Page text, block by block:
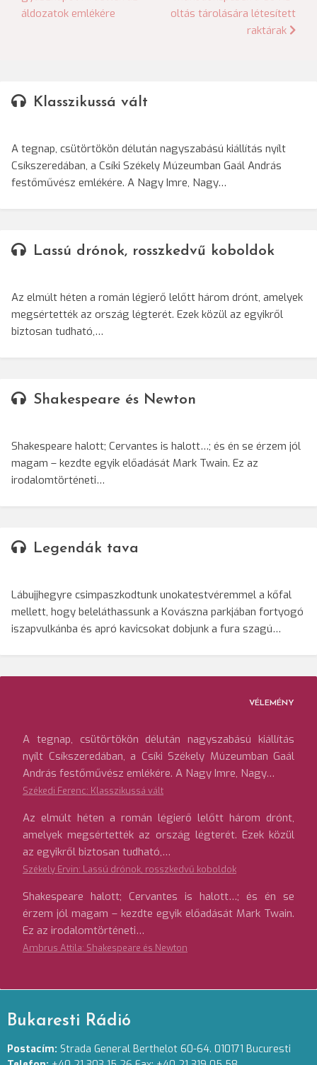
navigáció
áldozatok emlékére
oltás tárolására létesített
raktárak
Klasszikussá vált
A tegnap, csütörtökön délután nagyszabású kiállítás nyílt
Csíkszeredában, a Csíki Székely Múzeumban Gaál András
festőművész emlékére. A Nagy Imre, Nagy…
Lassú drónok, rosszkedvű koboldok
Az elmúlt héten a román légierő lelőtt három drónt, amelyek
megsértették az ország légterét. Ezek közül az egyikről
biztosan tudható,…
Shakespeare és Newton
Shakespeare halott; Cervantes is halott…; és én se érzem jól
magam – kezdte egyik előadását Mark Twain. Ez az
irodalomtörténeti…
Legendák tava
Lábujjhegyre csimpaszkodtunk unokatestvéremmel a kőfal
mellett, hogy beleláthassunk a Kovászna parkjában fortyogó
iszapvulkánba és apró kavicsokat dobjunk a fura szagú…
VÉLEMÉNY
A tegnap, csütörtökön délután nagyszabású kiállítás
nyílt Csíkszeredában, a Csíki Székely Múzeumban Gaál
András festőművész emlékére. A Nagy Imre, Nagy…
Székedi Ferenc: Klasszikussá vált
Az elmúlt héten a román légierő lelőtt három drónt,
amelyek megsértették az ország légterét. Ezek közül
az egyikről biztosan tudható,…
Székely Ervin: Lassú drónok, rosszkedvű koboldok
Shakespeare halott; Cervantes is halott…; és én se
érzem jól magam – kezdte egyik előadását Mark Twain.
Ez az irodalomtörténeti…
Ambrus Attila: Shakespeare és Newton
Bukaresti Rádió
Postacím: Strada General Berthelot 60-64. 010171 Bucuresti